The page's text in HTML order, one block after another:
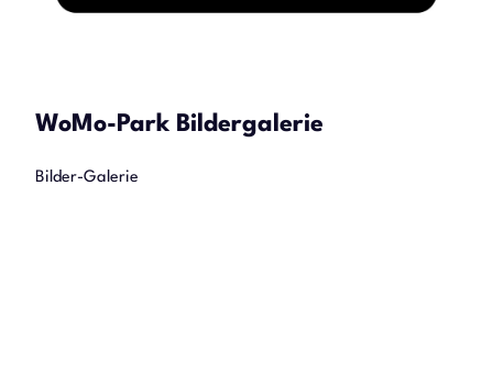
WoMo-Park Bildergalerie
Bilder-Galerie